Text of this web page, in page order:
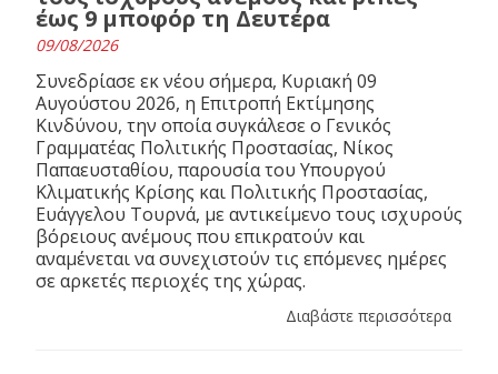
έως 9 μποφόρ τη Δευτέρα
09/08/2026
Συνεδρίασε εκ νέου σήμερα, Κυριακή 09
Αυγούστου 2026, η Επιτροπή Εκτίμησης
Κινδύνου, την οποία συγκάλεσε ο Γενικός
Γραμματέας Πολιτικής Προστασίας, Νίκος
Παπαευσταθίου, παρουσία του Υπουργού
Κλιματικής Κρίσης και Πολιτικής Προστασίας,
Ευάγγελου Τουρνά, με αντικείμενο τους ισχυρούς
βόρειους ανέμους που επικρατούν και
αναμένεται να συνεχιστούν τις επόμενες ημέρες
σε αρκετές περιοχές της χώρας.
Διαβάστε περισσότερα